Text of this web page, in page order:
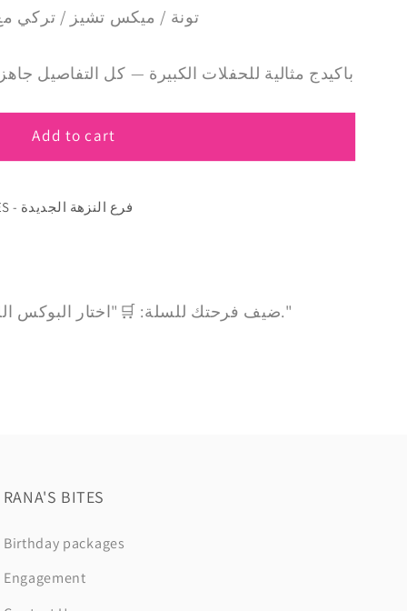
تونة / ميكس تشيز / تركي
💫 باكيدج مثالية للحفلات الكبيرة — كل التفاصيل
Add to cart
RANA’S BITES - فرع النزهة الجديدة
ضيف فرحتك للسلة: 🛒"اختار البوكس اللي يملى عينك وضيفه لطلباتك."
RANA'S BITES
Birthday packages
Engagement